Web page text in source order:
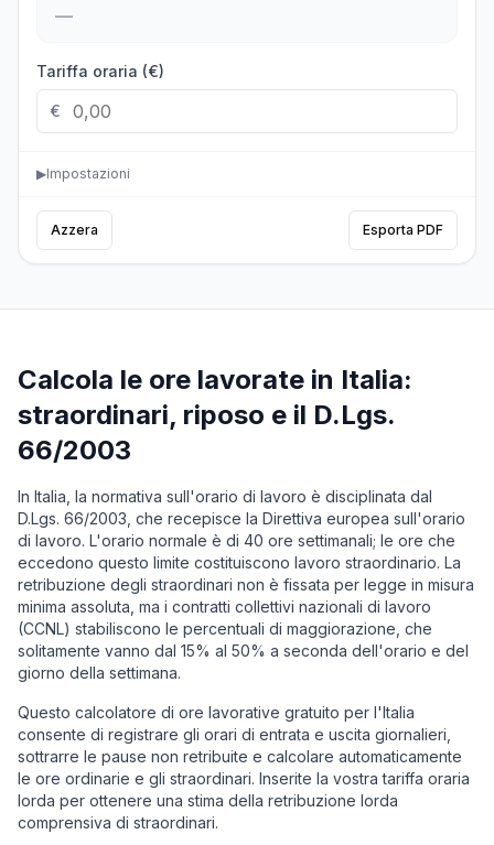
—
Tariffa oraria (€)
€
▶Impostazioni
Azzera Esporta PDF
Calcola le ore lavorate in Italia:
straordinari, riposo e il D.Lgs.
66/2003
In Italia, la normativa sull'orario di lavoro è disciplinata dal
D.Lgs. 66/2003, che recepisce la Direttiva europea sull'orario
di lavoro. L'orario normale è di 40 ore settimanali; le ore che
eccedono questo limite costituiscono lavoro straordinario. La
retribuzione degli straordinari non è fissata per legge in misura
minima assoluta, ma i contratti collettivi nazionali di lavoro
(CCNL) stabiliscono le percentuali di maggiorazione, che
solitamente vanno dal 15% al 50% a seconda dell'orario e del
giorno della settimana.
Questo calcolatore di ore lavorative gratuito per l'Italia
consente di registrare gli orari di entrata e uscita giornalieri,
sottrarre le pause non retribuite e calcolare automaticamente
le ore ordinarie e gli straordinari. Inserite la vostra tariffa oraria
lorda per ottenere una stima della retribuzione lorda
comprensiva di straordinari.